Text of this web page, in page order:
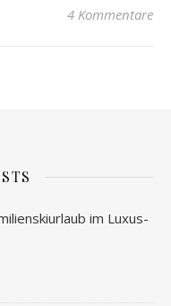
4 Kommentare
im Luxus-